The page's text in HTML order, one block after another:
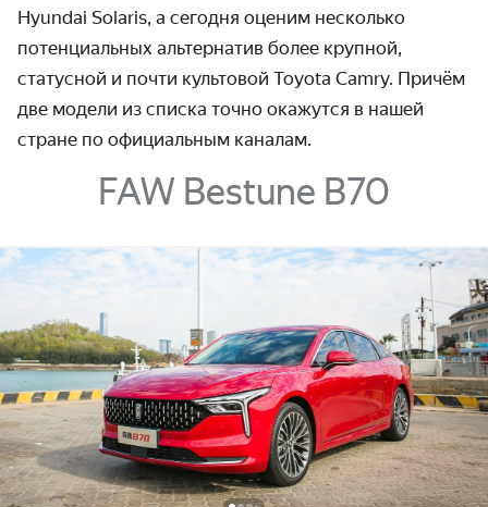
Hyundai Solaris, а сегодня оценим несколько
потенциальных альтернатив более крупной,
статусной и почти культовой Toyota Camry. Причём
две модели из списка точно окажутся в нашей
стране по официальным каналам.
FAW Bestune B70